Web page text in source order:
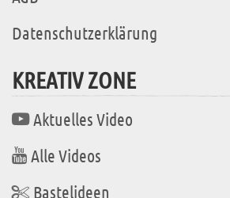
Datenschutzerklärung
KREATIV ZONE
Aktuelles Video
Alle Videos
Bastelideen